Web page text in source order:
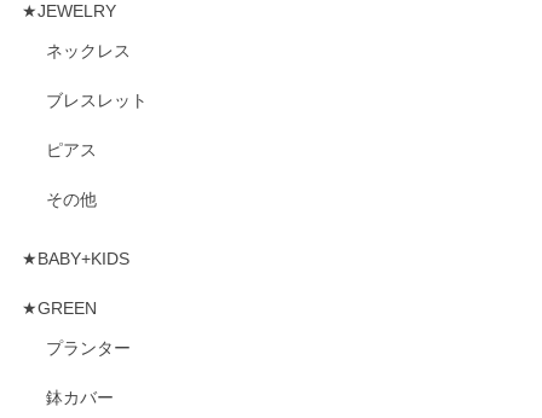
★JEWELRY
ネックレス
ブレスレット
ピアス
その他
★BABY+KIDS
★GREEN
プランター
鉢カバー